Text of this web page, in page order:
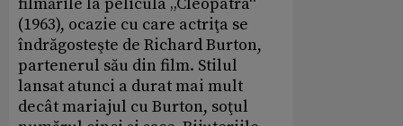
filmările la pelicula „Cleopatra“
(1963), ocazie cu care actriţa se
îndrăgosteşte de Richard Burton,
partenerul său din film. Stilul
lansat atunci a durat mai mult
decât mariajul cu Burton, soţul